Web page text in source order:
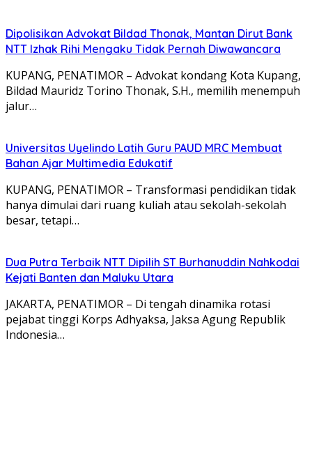
Dipolisikan Advokat Bildad Thonak, Mantan Dirut Bank
NTT Izhak Rihi Mengaku Tidak Pernah Diwawancara
KUPANG, PENATIMOR – Advokat kondang Kota Kupang,
Bildad Mauridz Torino Thonak, S.H., memilih menempuh
jalur…
Universitas Uyelindo Latih Guru PAUD MRC Membuat
Bahan Ajar Multimedia Edukatif
KUPANG, PENATIMOR – Transformasi pendidikan tidak
hanya dimulai dari ruang kuliah atau sekolah-sekolah
besar, tetapi…
Dua Putra Terbaik NTT Dipilih ST Burhanuddin Nahkodai
Kejati Banten dan Maluku Utara
JAKARTA, PENATIMOR – Di tengah dinamika rotasi
pejabat tinggi Korps Adhyaksa, Jaksa Agung Republik
Indonesia…